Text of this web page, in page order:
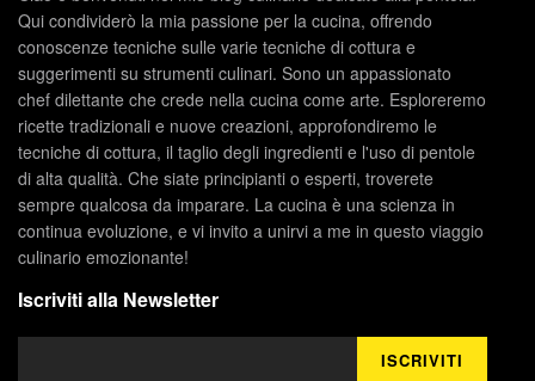
Qui condividerò la mia passione per la cucina, offrendo
conoscenze tecniche sulle varie tecniche di cottura e
suggerimenti su strumenti culinari. Sono un appassionato
chef dilettante che crede nella cucina come arte. Esploreremo
ricette tradizionali e nuove creazioni, approfondiremo le
tecniche di cottura, il taglio degli ingredienti e l'uso di pentole
di alta qualità. Che siate principianti o esperti, troverete
sempre qualcosa da imparare. La cucina è una scienza in
continua evoluzione, e vi invito a unirvi a me in questo viaggio
culinario emozionante!
Iscriviti alla Newsletter